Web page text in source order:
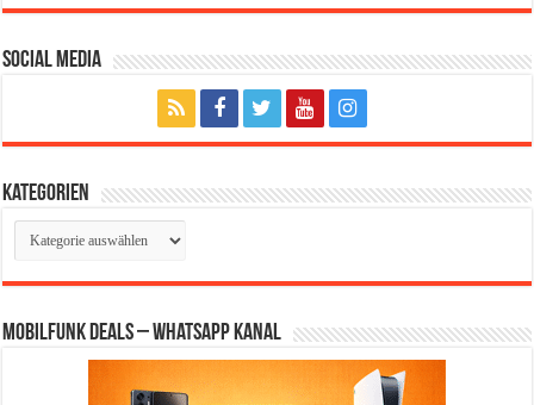
Social Media
Kategorien
Kategorien
Mobilfunk Deals – WhatsApp Kanal